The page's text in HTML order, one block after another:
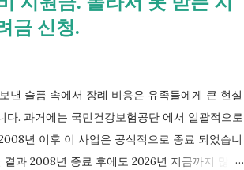
장이 없고 취업을 준비하고 있습니다. 생활이
것이 국민취업지원제도 입니다. 고용센터를 통
업훈련에 참여하고, 요건에 따라 구직촉진수당을
다. 중요한 점은 실제 목표가 취업이라는 ...
금 신청.
낸 슬픔 속에서 장례 비용은 유족들에게 큰 현실
다. 과거에는 국민건강보험공단 에서 일괄적으로
년 이후 이 사업은 공식적으로 종료 되었습니
결과 2008년 종료 후에도 2026년 지금까지 많은